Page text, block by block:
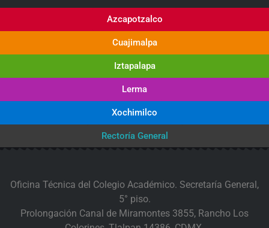
Azcapotzalco
Cuajimalpa
Iztapalapa
Lerma
Xochimilco
Rectoría General
Oficina Técnica del Colegio Académico. Secretaría General,
5° piso.
Prolongación Canal de Miramontes 3855, Rancho Los